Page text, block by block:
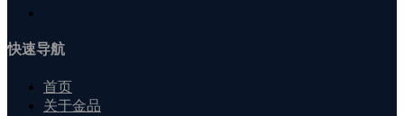
快速导航
首页
关于金品